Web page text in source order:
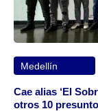
Medellín
Cae alias ‘El
otros 10